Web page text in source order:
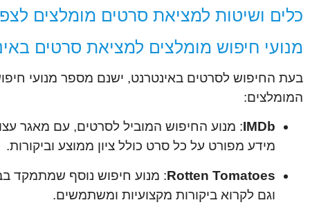
כלים ושיטות למציאת סרטים מומלצים
מנועי חיפוש מומלצים למציאת סרטים
בעת החיפוש לסרטים באינטרנט, ישנם מספר מנועי
המומלצים:
IMDb: מנוע החיפוש המוביל לסרטים, עם מאגר
מידע מפורט על כל סרט כולל ציון ממוצע וביקורות.
Rotten Tomatoes: מנוע חיפוש נוסף שמתמקד
וגם לקרוא ביקורות מקצועיות ומשתמשים.